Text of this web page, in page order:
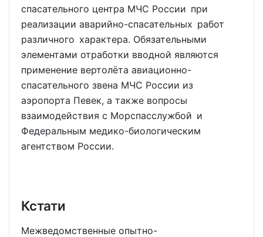
спасательного центра МЧС России при
реализации аварийно-спасательных работ
различного характера. Обязательными
элементами отработки вводной являются
применение вертолёта авиационно-
спасательного звена МЧС России из
аэропорта Певек, а также вопросы
взаимодействия с Морспасслужбой и
Федеральным медико-биологическим
агентством России.
Кстати
Межведомственные опытно-